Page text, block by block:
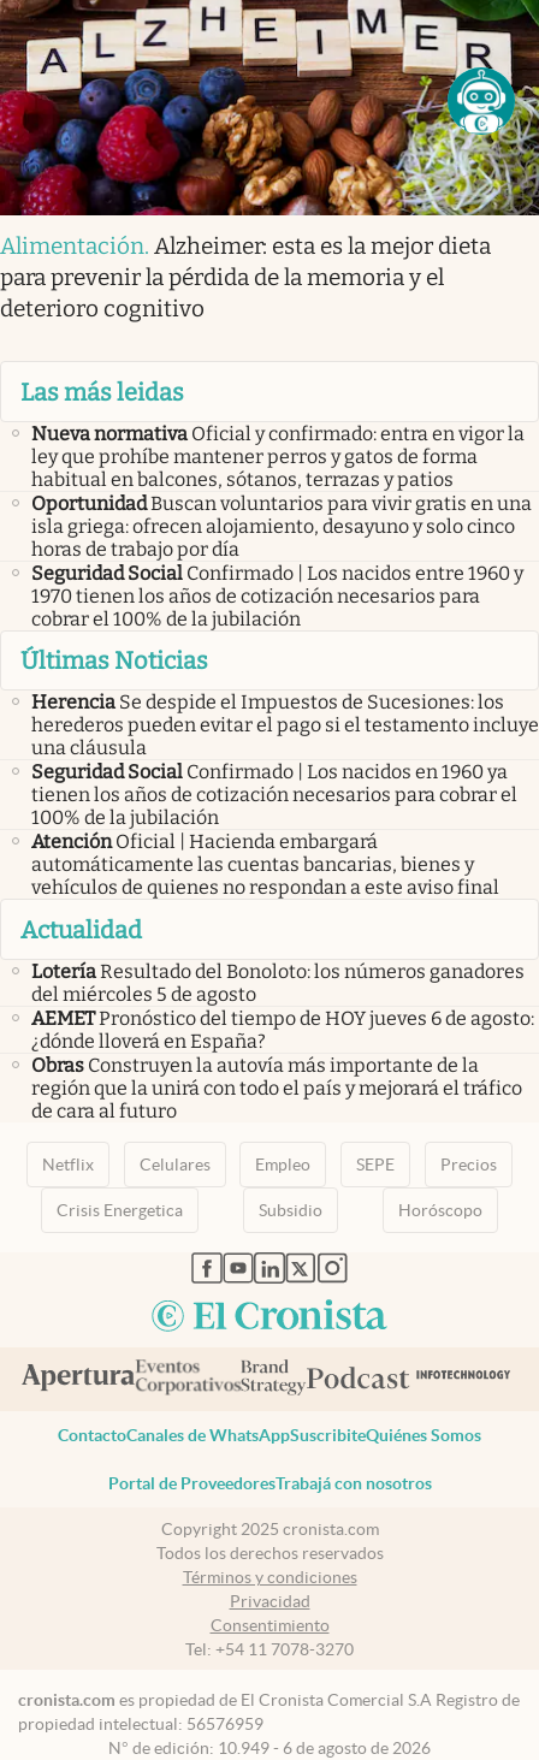
Alimentación. Alzheimer: esta es la mejor dieta
para prevenir la pérdida de la memoria y el
deterioro cognitivo
Las más leidas
Nueva normativa Oficial y confirmado: entra en vigor la
ley que prohíbe mantener perros y gatos de forma
habitual en balcones, sótanos, terrazas y patios
OportunidadBuscan voluntarios para vivir gratis en una
isla griega: ofrecen alojamiento, desayuno y solo cinco
horas de trabajo por día
Seguridad Social Confirmado | Los nacidos entre 1960 y
1970 tienen los años de cotización necesarios para
cobrar el 100% de la jubilación
Últimas Noticias
Herencia Se despide el Impuestos de Sucesiones: los
herederos pueden evitar el pago si el testamento incluye
una cláusula
Seguridad Social Confirmado | Los nacidos en 1960 ya
tienen los años de cotización necesarios para cobrar el
100% de la jubilación
Atención Oficial | Hacienda embargará
automáticamente las cuentas bancarias, bienes y
vehículos de quienes no respondan a este aviso final
Actualidad
LoteríaResultado del Bonoloto: los números ganadores
del miércoles 5 de agosto
AEMETPronóstico del tiempo de HOY jueves 6 de agosto:
¿dónde lloverá en España?
Obras Construyen la autovía más importante de la
región que la unirá con todo el país y mejorará el tráfico
de cara al futuro
Netflix Celulares Empleo SEPE Precios
Crisis Energetica Subsidio Horóscopo
abre en nueva pestaña
abre en nueva pestaña
abre en nueva pestaña
abre en nueva pestaña
abre en nueva pestaña
ContactoCanales de WhatsAppSuscribiteQuiénes Somos
Portal de ProveedoresTrabajá con nosotros
Copyright 2025 cronista.com
Todos los derechos reservados
Términos y condiciones
Privacidad
Consentimiento
Tel: +54 11 7078-3270
cronista.com es propiedad de El Cronista Comercial S.A Registro de
propiedad intelectual: 56576959
N° de edición: 10.949 - 6 de agosto de 2026